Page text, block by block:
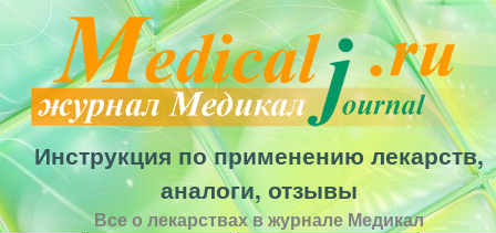
Перейти
к
основному
содержанию
Инструкция по применению лекарств,
аналоги, отзывы
Все о лекарствах в журнале Медикал